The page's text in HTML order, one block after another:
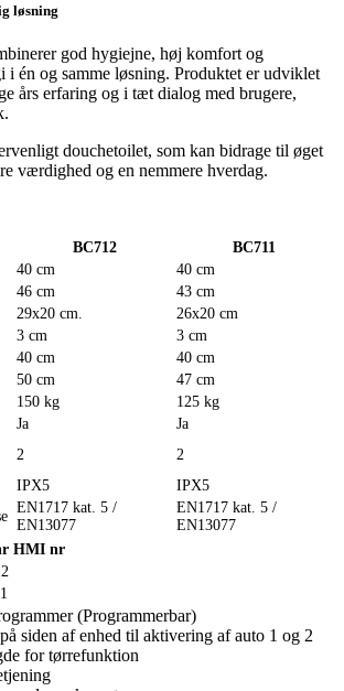
løsning
god hygiejne, høj komfort og
i én og samme løsning. Produktet er udviklet
års erfaring og i tæt dialog med brugere,
douchetoilet, som kan bidrage til øget
værdighed og en nemmere hverdag.
BC712
BC711
40 cm
40 cm
46 cm
43 cm
29x20 cm.
26x20 cm
3 cm
3 cm
40 cm
40 cm
50 cm
47 cm
150 kg
125 kg
Ja
Ja
2
2
IPX5
IPX5
EN1717 kat. 5 /
EN13077
EN1717 kat. 5 /
EN13077
HMI nr
(Programmerbar)
siden af enhed til aktivering af auto 1 og 2
for tørrefunktion